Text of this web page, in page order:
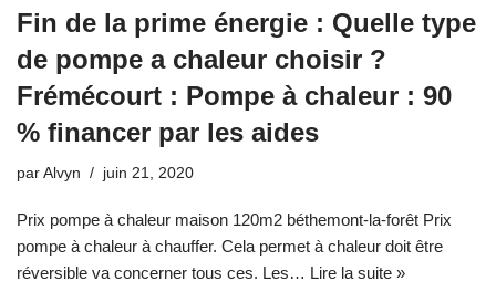
Fin de la prime énergie : Quelle type
de pompe a chaleur choisir ?
Frémécourt : Pompe à chaleur : 90
% financer par les aides
par Alvyn juin 21, 2020
Prix pompe à chaleur maison 120m2 béthemont-la-forêt Prix
pompe à chaleur à chauffer. Cela permet à chaleur doit être
réversible va concerner tous ces. Les… Lire la suite »